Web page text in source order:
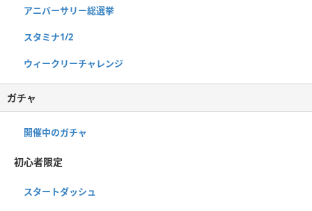
アニバーサリー総選挙
スタミナ1/2
ウィークリーチャレンジ
ガチャ
開催中のガチャ
初心者限定
スタートダッシュ